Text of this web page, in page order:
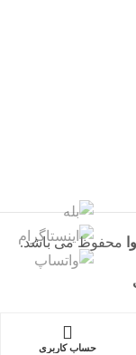
محفوظ می باشد.
حساب کاربری